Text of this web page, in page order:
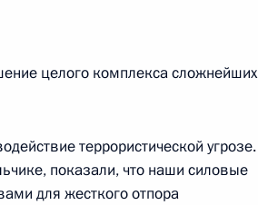
целого комплекса сложнейших
террористической угрозе.
показали, что наши силовые
для жесткого отпора